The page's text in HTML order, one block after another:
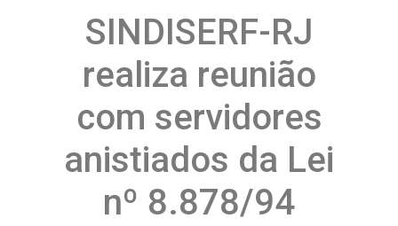
SINDISERF-RJ
realiza reunião
com servidores
anistiados da Lei
nº 8.878/94